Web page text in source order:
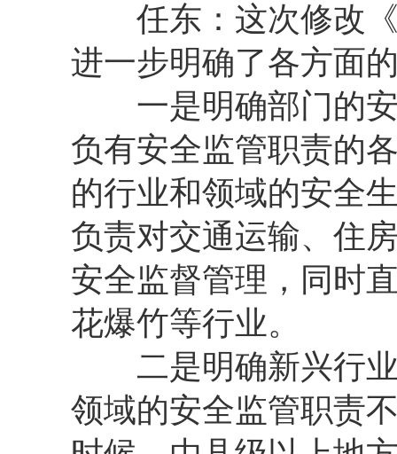
任东：这次修改《
进一步明确了各方面
一是明确部门的安
负有安全监管职责的
的行业和领域的安全
负责对交通运输、住
安全监督管理，同时
花爆竹等行业。
二是明确新兴行业
领域的安全监管职责